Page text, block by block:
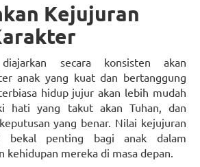
Kejujuran
secara konsisten akan
anak yang kuat dan bertanggung
hidup jujur akan lebih mudah
hati yang takut akan Tuhan, dan
yang benar. Nilai kejujuran
bekal penting bagi anak dalam
kehidupan mereka di masa depan.